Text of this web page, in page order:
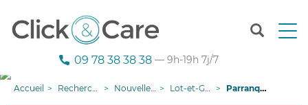
T
09 78 38 38 38 — 9h-19h 7j/7
Accueil Recherche aide à domicile Nouvelle-Aquitaine Lot-et-Garonne Parranquet